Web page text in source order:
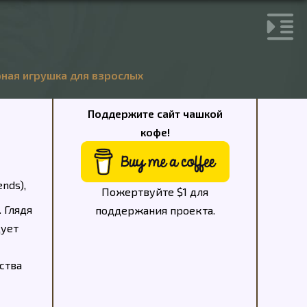
игрушка для взрослых
Поддержите сайт чашкой
кофе!
Пожертвуйте $1 для
поддержания проекта.